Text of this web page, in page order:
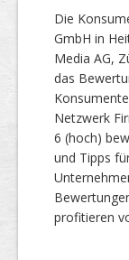
Die
GmbH in
Media AG,
das
Netzwerk
6 (hoch)
und Tipps
profitieren